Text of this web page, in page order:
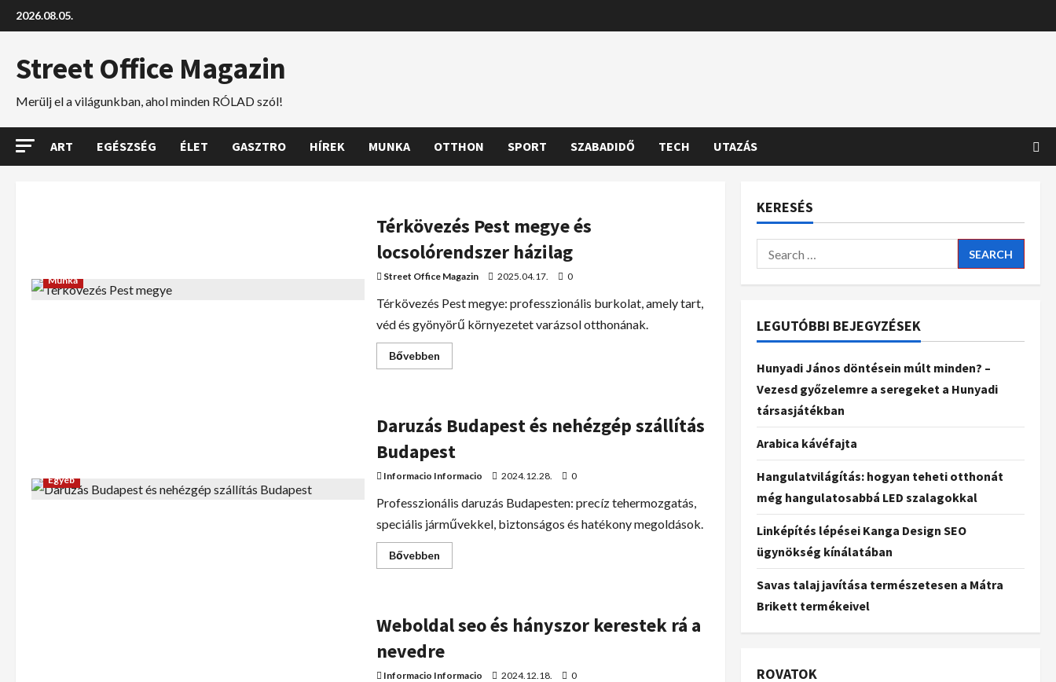
2026.08.05.
Street Office Magazin
Merülj el a világunkban, ahol minden RÓLAD szól!
ART EGÉSZSÉG ÉLET GASZTRO HÍREK MUNKA OTTHON SPORT SZABADIDŐ TECH UTAZÁS
Munka
Térkövezés Pest megye és
locsolórendszer házilag
Street Office Magazin 2025.04.17. 0
Térkövezés Pest megye: professzionális burkolat, amely tart,
véd és gyönyörű környezetet varázsol otthonának.
Bővebben
Egyéb
Daruzás Budapest és nehézgép szállítás
Budapest
Informacio Informacio 2024.12.28. 0
Professzionális daruzás Budapesten: precíz tehermozgatás,
speciális járművekkel, biztonságos és hatékony megoldások.
Bővebben
Weboldal seo és hányszor kerestek rá a
nevedre
Informacio Informacio 2024.12.18. 0
KERESÉS
LEGUTÓBBI BEJEGYZÉSEK
Hunyadi János döntésein múlt minden? –
Vezesd győzelemre a seregeket a Hunyadi
társasjátékban
Arabica kávéfajta
Hangulatvilágítás: hogyan teheti otthonát
még hangulatosabbá LED szalagokkal
Linképítés lépései Kanga Design SEO
ügynökség kínálatában
Savas talaj javítása természetesen a Mátra
Brikett termékeivel
ROVATOK